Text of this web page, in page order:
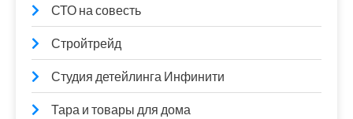
СТО на совесть
Стройтрейд
Студия детейлинга Инфинити
Тара и товары для дома